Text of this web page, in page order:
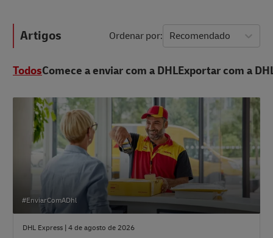
Artigos Ordenar por Recomendado
TodosComece a enviar com a DHLExportar com a
#EnviarComADhl
DHL Express | 4 de agosto de 2026